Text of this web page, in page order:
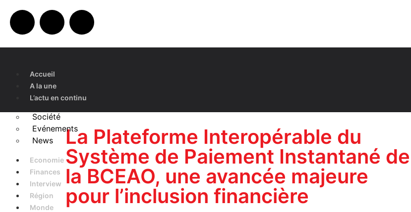
Accueil
A la une
L’actu en continu
Société
Evénements
News
Economie
Finances
Interview
Région
Monde
La Plateforme Interopérable du
Système de Paiement Instantané de
la BCEAO, une avancée majeure
pour l’inclusion financière